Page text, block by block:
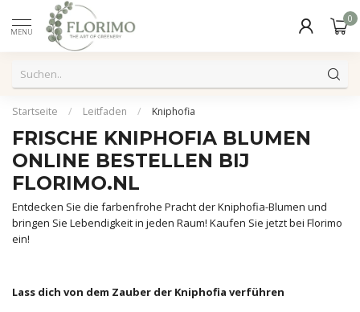
MENU
0
Startseite / Leitfaden / Kniphofia
FRISCHE KNIPHOFIA BLUMEN
ONLINE BESTELLEN BIJ
FLORIMO.NL
Entdecken Sie die farbenfrohe Pracht der Kniphofia-Blumen und
bringen Sie Lebendigkeit in jeden Raum! Kaufen Sie jetzt bei Florimo
ein!
Lass dich von dem Zauber der Kniphofia verführen